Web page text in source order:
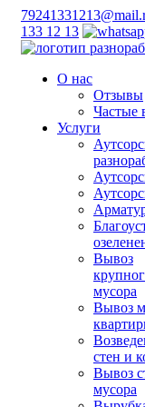
133 12 13
О нас
Отзывы
Частые
Услуги
Вывоз
мусора
Вывоз
стен и
Вывоз
мусора